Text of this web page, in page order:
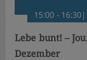
15:00 -
Lebe bunt! –
Dezember